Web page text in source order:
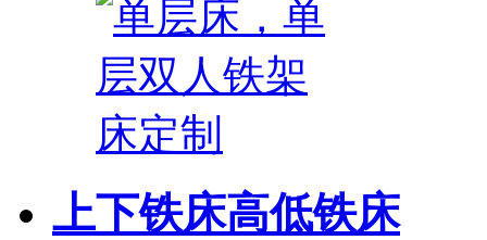
上下铁床高低铁床